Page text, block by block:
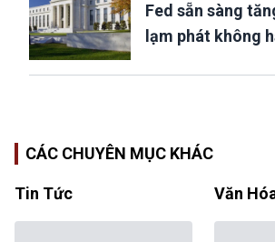
Fed sẵn sàng
lạm phát không
CÁC CHUYÊN MỤC KHÁC
Tin Tức Văn